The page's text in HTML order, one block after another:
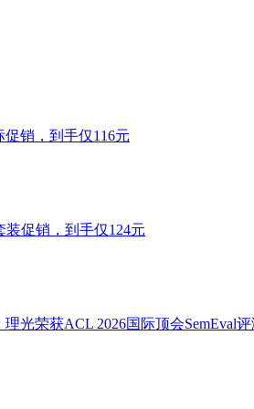
促销，到手仅116元
装促销，到手仅124元
光荣获ACL 2026国际顶会SemEval